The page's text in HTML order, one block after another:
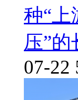
种“
压”
07-22